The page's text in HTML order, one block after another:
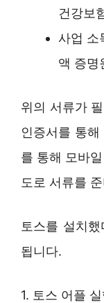
건강보
사업 소
액 증명
위의 서류가
인증서를 통
를 통해 모바
도로 서류를
토스를 설치
됩니다.
1. 토스 어플 실